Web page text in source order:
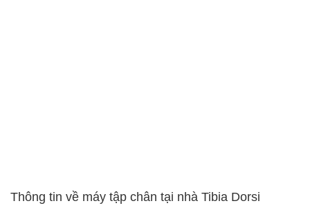
Thông tin về máy tập chân tại nhà Tibia Dorsi